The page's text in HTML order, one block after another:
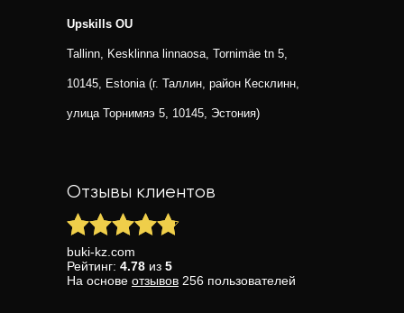
Upskills OU
Tallinn, Kesklinna linnaosa, Tornimäe tn 5,
10145, Estonia (г. Таллин, район Кесклинн,
улица Торнимяэ 5, 10145, Эстония)
Отзывы клиентов
buki-kz.com
Рейтинг: 4.78 из 5
На основе отзывов 256 пользователей